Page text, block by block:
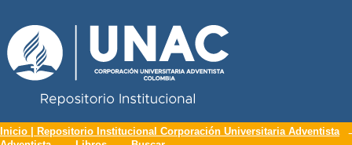
Buscar
Inicio | Repositorio Institucional Corporación Universitaria Adventista